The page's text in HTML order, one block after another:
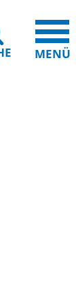
MENÜ